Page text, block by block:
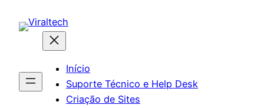
para
Início
Suporte Técnico e Help Desk
Criação de Sites